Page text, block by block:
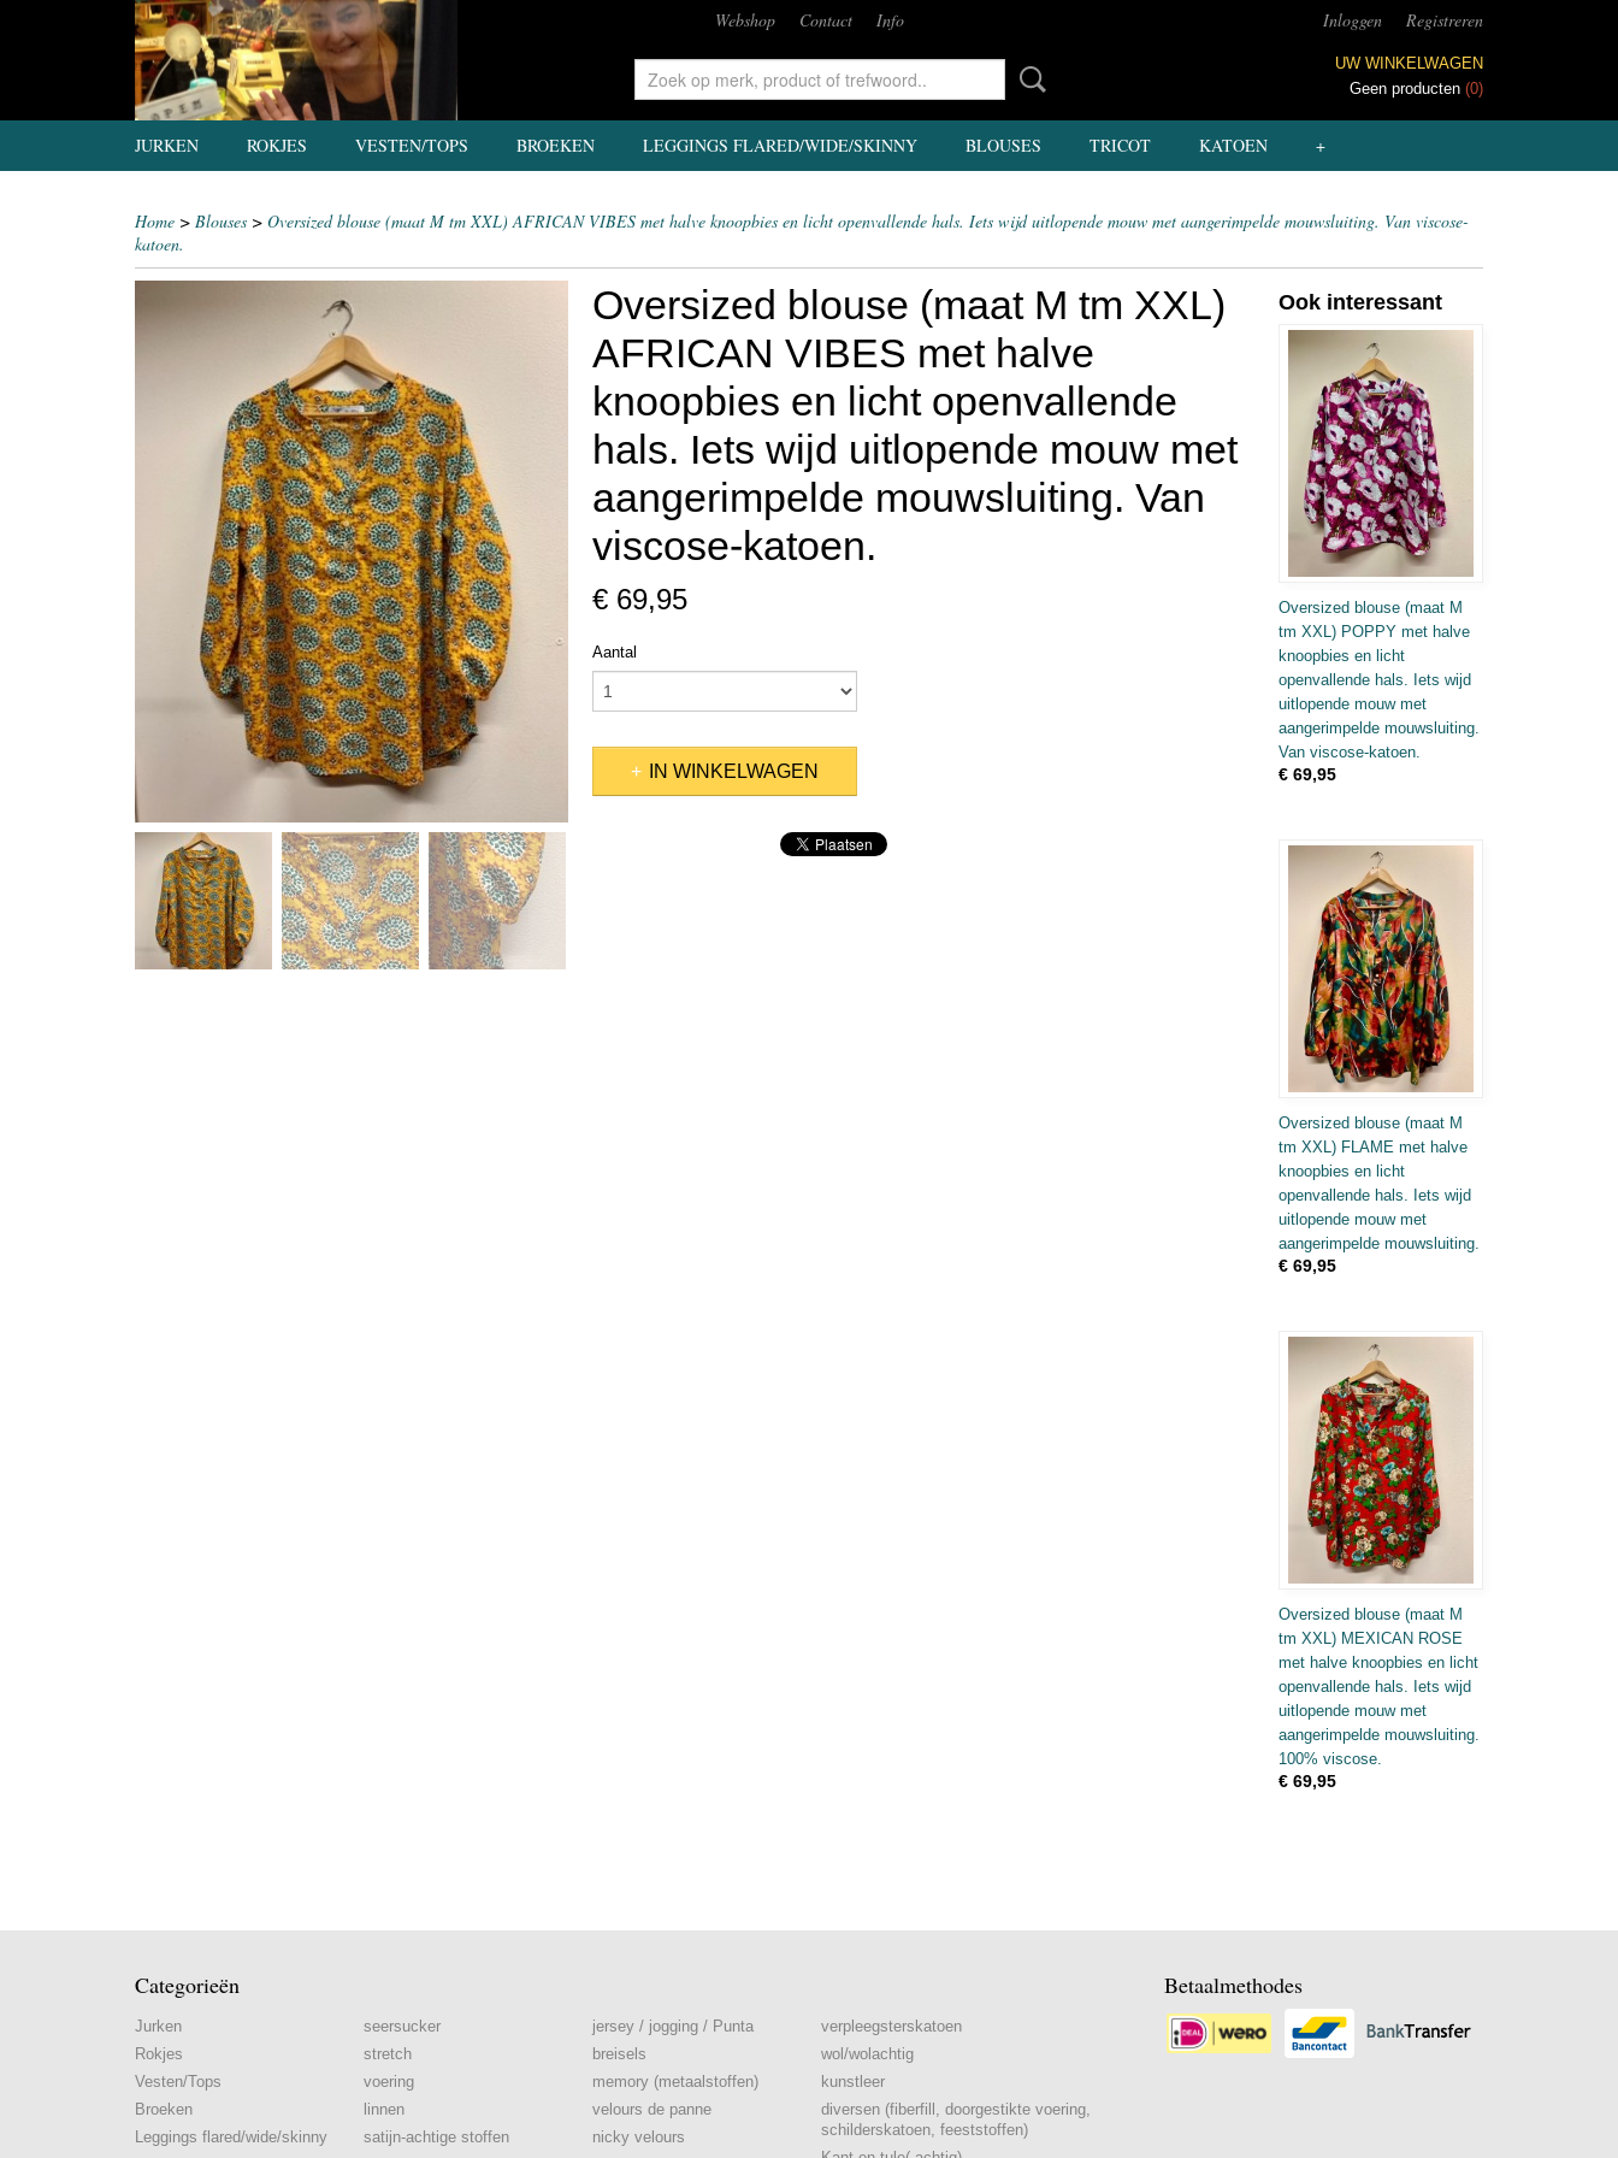
Webshop Contact Info Inloggen Registreren
UW WINKELWAGEN
Geen producten (0)
JURKEN ROKJES VESTEN/TOPS BROEKEN LEGGINGS FLARED/WIDE/SKINNY BLOUSES TRICOT KATOEN +
Home > Blouses > Oversized blouse (maat M tm XXL) AFRICAN VIBES met halve knoopbies en licht openvallende hals. Iets wijd uitlopende mouw met aangerimpelde mouwsluiting. Van viscose-
katoen.
Oversized blouse (maat M tm XXL)
AFRICAN VIBES met halve
knoopbies en licht openvallende
hals. Iets wijd uitlopende mouw met
aangerimpelde mouwsluiting. Van
viscose-katoen.
€ 69,95
Aantal
IN WINKELWAGEN
Ook interessant
Oversized blouse (maat M
tm XXL) POPPY met halve
knoopbies en licht
openvallende hals. Iets wijd
uitlopende mouw met
aangerimpelde mouwsluiting.
Van viscose-katoen.
€ 69,95
Oversized blouse (maat M
tm XXL) FLAME met halve
knoopbies en licht
openvallende hals. Iets wijd
uitlopende mouw met
aangerimpelde mouwsluiting.
€ 69,95
Oversized blouse (maat M
tm XXL) MEXICAN ROSE
met halve knoopbies en licht
openvallende hals. Iets wijd
uitlopende mouw met
aangerimpelde mouwsluiting.
100% viscose.
€ 69,95
Categorieën
Jurken
Rokjes
Vesten/Tops
Broeken
Leggings flared/wide/skinny
seersucker
stretch
voering
linnen
satijn-achtige stoffen
jersey / jogging / Punta
breisels
memory (metaalstoffen)
velours de panne
nicky velours
verpleegsterskatoen
wol/wolachtig
kunstleer
diversen (fiberfill, doorgestikte voering,
schilderskatoen, feeststoffen)
Betaalmethodes